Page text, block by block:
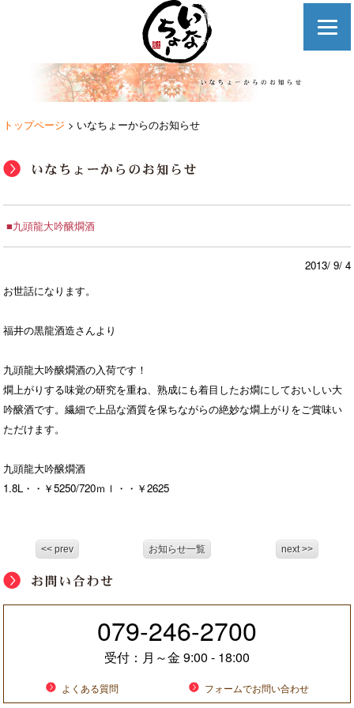
トップページ > いなちょーからのお知らせ
■九頭龍大吟醸燗酒
2013/ 9/ 4
お世話になります。
福井の黒龍酒造さんより
九頭龍大吟醸燗酒の入荷です！
燗上がりする味覚の研究を重ね、熟成にも着目したお燗にしておいしい大
吟醸酒です。繊細で上品な酒質を保ちながらの絶妙な燗上がりをご賞味い
ただけます。
九頭龍大吟醸燗酒
1.8L・・￥5250/720ｍｌ・・￥2625
079-246-2700
受付：月～金 9:00 - 18:00
よくある質問 フォームでお問い合わせ